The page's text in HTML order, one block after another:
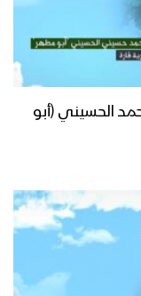
الحسيني (أبو